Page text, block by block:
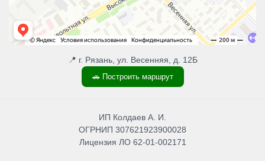
📍 г. Рязань, ул. Весенняя, д. 12Б
🚗 Построить маршрут
ИП Колдаев А. И.
ОГРНИП 307621923900028
Лицензия ЛО 62-01-002171